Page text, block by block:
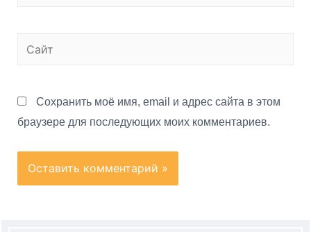
Сохранить моё имя, email и адрес сайта в этом
браузере для последующих моих комментариев.